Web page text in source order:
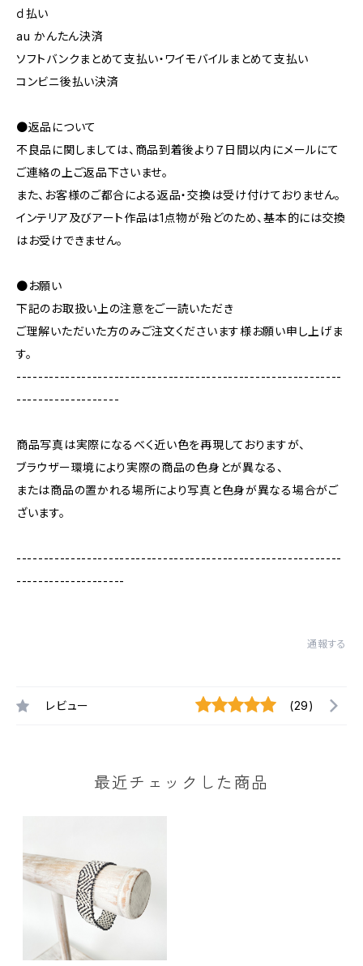
ｄ払い
au かんたん決済
ソフトバンクまとめて支払い・ワイモバイルまとめて支払い
コンビニ後払い決済
●返品について
不良品に関しましては、商品到着後より７日間以内にメールにて
ご連絡の上ご返品下さいませ。
また、お客様のご都合による返品・交換は受け付けておりません。
インテリア及びアート作品は1点物が殆どのため、基本的には交換
はお受けできません。
●お願い
下記のお取扱い上の注意をご一読いただき
ご理解いただいた方のみご注文くださいます様お願い申し上げま
す。
------------------------------------------------------------
-------------------
商品写真は実際になるべく近い色を再現しておりますが、
ブラウザー環境により実際の商品の色身とが異なる、
または商品の置かれる場所により写真と色身が異なる場合がご
ざいます。
------------------------------------------------------------
--------------------
通報する
レビュー (29)
最近チェックした商品